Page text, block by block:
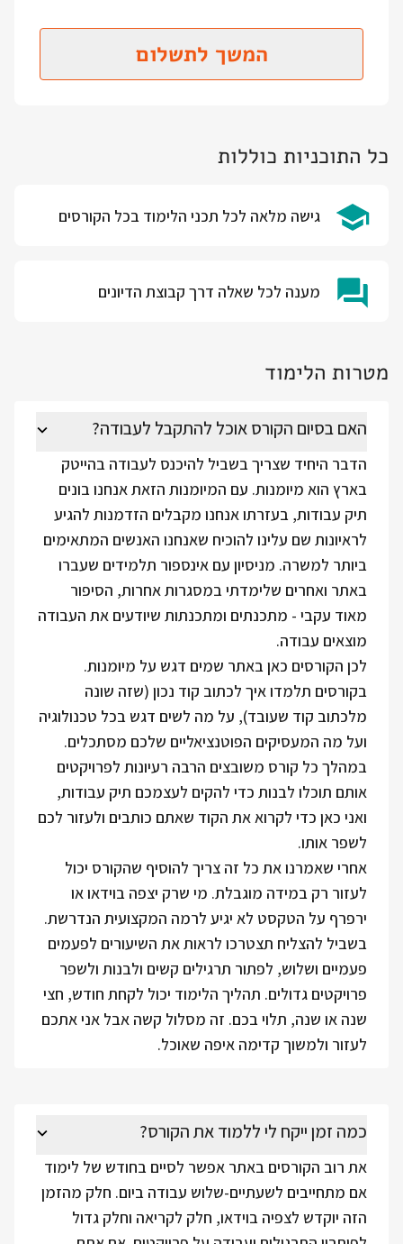
המשך לתשלום
כל התוכניות כוללות
גישה מלאה לכל תכני הלימוד בכל הקורסים
מענה לכל שאלה דרך קבוצת הדיונים
מטרות הלימוד
האם בסיום הקורס אוכל להתקבל לעבודה?
הדבר היחיד שצריך בשביל להיכנס לעבודה בהייטק
בארץ הוא מיומנות. עם המיומנות הזאת אנחנו בונים
תיק עבודות, בעזרתו אנחנו מקבלים הזדמנות להגיע
לראיונות שם עלינו להוכיח שאנחנו האנשים המתאימים
ביותר למשרה. מניסיון עם אינספור תלמידים שעברו
באתר ואחרים שלימדתי במסגרות אחרות, הסיפור
מאוד עקבי - מתכנתים ומתכנתות שיודעים את העבודה
מוצאים עבודה.
לכן הקורסים כאן באתר שמים דגש על מיומנות.
בקורסים תלמדו איך לכתוב קוד נכון (שזה שונה
מלכתוב קוד שעובד), על מה לשים דגש בכל טכנולוגיה
ועל מה המעסיקים הפוטנציאליים שלכם מסתכלים.
במהלך כל קורס משובצים הרבה רעיונות לפרויקטים
אותם תוכלו לבנות כדי להקים לעצמכם תיק עבודות,
ואני כאן כדי לקרוא את הקוד שאתם כותבים ולעזור לכם
לשפר אותו.
אחרי שאמרנו את כל זה צריך להוסיף שהקורס יכול
לעזור רק במידה מוגבלת. מי שרק יצפה בוידאו או
ירפרף על הטקסט לא יגיע לרמה המקצועית הנדרשת.
בשביל להצליח תצטרכו לראות את השיעורים לפעמים
פעמיים ושלוש, לפתור תרגילים קשים ולבנות ולשפר
פרויקטים גדולים. תהליך הלימוד יכול לקחת חודש, חצי
שנה או שנה, תלוי בכם. זה מסלול קשה אבל אני אתכם
לעזור ולמשוך קדימה איפה שאוכל.
כמה זמן ייקח לי ללמוד את הקורס?
את רוב הקורסים באתר אפשר לסיים בחודש של לימוד
אם מתחייבים לשעתיים-שלוש עבודה ביום. חלק מהזמן
הזה יוקדש לצפיה בוידאו, חלק לקריאה וחלק גדול